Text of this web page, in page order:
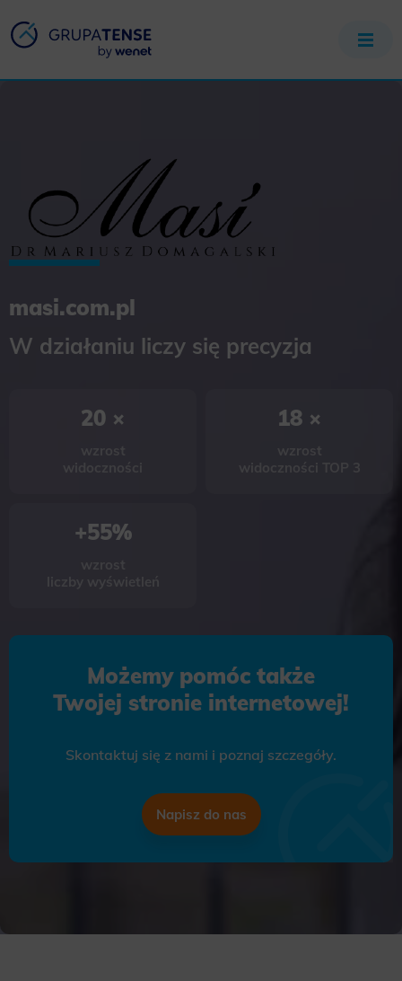
masi.com.pl
W działaniu liczy się precyzja
20 × 18 ×
+55%
Możemy pomóc także
Twojej stronie internetowej!
Skontaktuj się z nami i poznaj szczegóły.
Napisz do nas